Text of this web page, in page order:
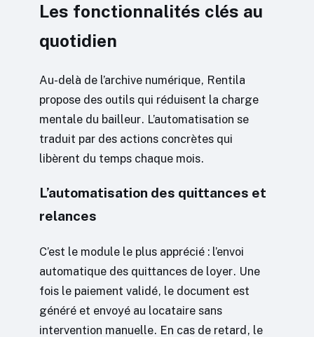
Les fonctionnalités clés au
quotidien
Au-delà de l’archive numérique, Rentila
propose des outils qui réduisent la charge
mentale du bailleur. L’automatisation se
traduit par des actions concrètes qui
libèrent du temps chaque mois.
L’automatisation des quittances et
relances
C’est le module le plus apprécié : l’envoi
automatique des quittances de loyer. Une
fois le paiement validé, le document est
généré et envoyé au locataire sans
intervention manuelle. En cas de retard, le